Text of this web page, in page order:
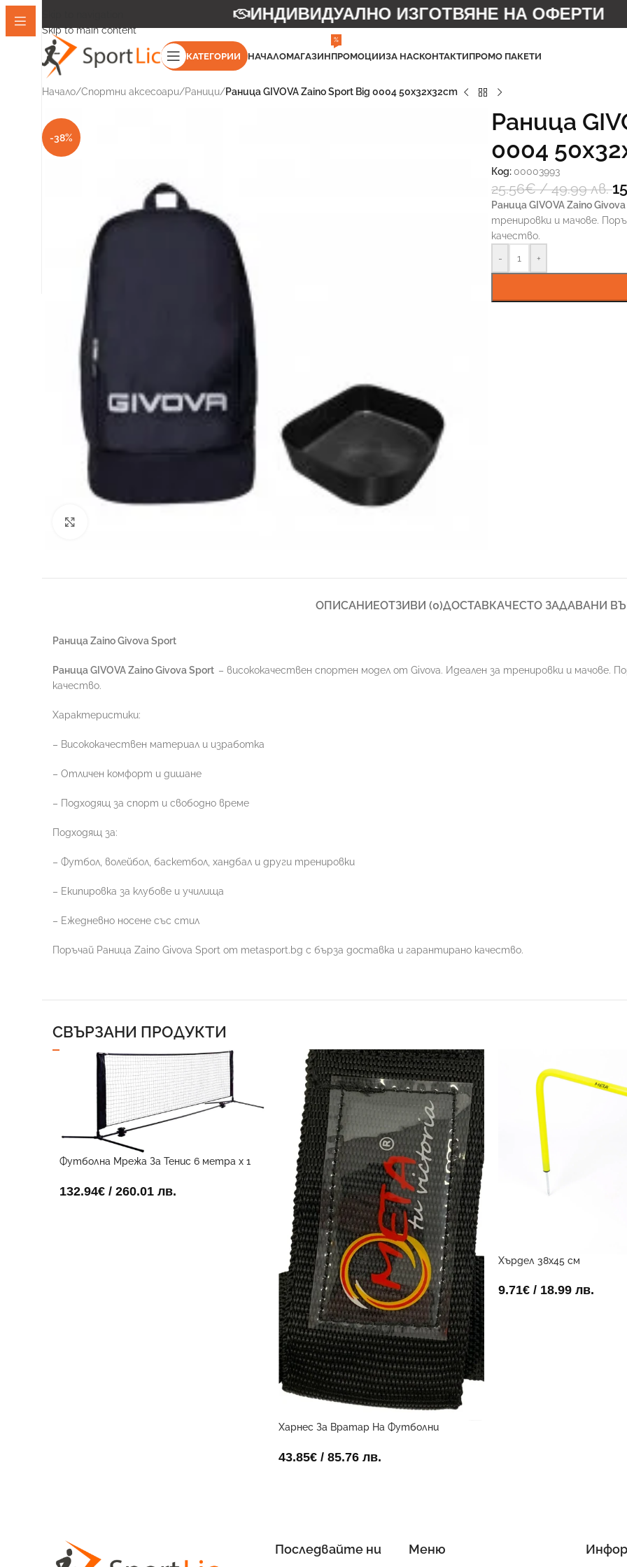
Skip to main content
ИНДИВИДУАЛНО ИЗГОТВЯНЕ НА ОФЕРТИ
КАТЕГОРИИ НАЧАЛОМАГАЗИНПРОМОЦИИ
%
ЗА НАСКОНТАКТИПРОМО ПАКЕТИ
Начало/Спортни аксесоари/Раници/Раница GIVOVA Zaino Sport Big 0004 50x32x32cm
-38%
Раница
0004
Код: 00003993
25.56€/ 49.99 лв.
Раница GIVOVA Zaino
тренировки и мачове.
качество.
-
+
ОПИСАНИЕОТЗИВИ (0)ДОСТАВКАЧЕСТО ЗАДАВАНИ
Раница Zaino Givova Sport
Раница GIVOVA Zaino Givova Sport – висококачествен спортен модел от Givova. Идеален за тренировки и мачове.
качество.
Характеристики:
– Висококачествен материал и изработка
– Отличен комфорт и дишане
– Подходящ за спорт и свободно време
Подходящ за:
– Футбол, волейбол, баскетбол, хандбал и други тренировки
– Екипировка за клубове и училища
– Ежедневно носене със стил
Поръчай Раница Zaino Givova Sport от metasport.bg с бърза доставка и гарантирано качество.
СВЪРЗАНИ ПРОДУКТИ
Футболна Мрежа За Тенис 6 метра х 1
132.94€ / 260.01 лв.
Харнес За Вратар На Футболни
43.85€ / 85.76 лв.
Хърдел 38х45 см
9.71€/ 18.99 лв.
Последвайте ни Меню